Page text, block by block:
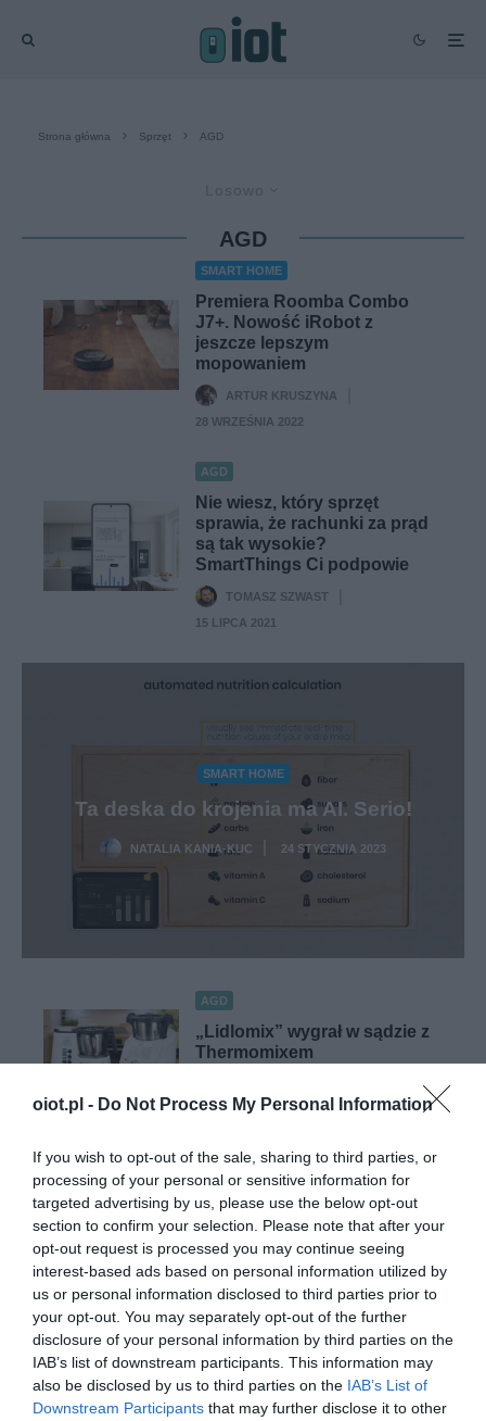
oiot.pl - Do Not Process My Personal Information
If you wish to opt-out of the sale, sharing to third parties, or
processing of your personal or sensitive information for
targeted advertising by us, please use the below opt-out
section to confirm your selection. Please note that after your
opt-out request is processed you may continue seeing
interest-based ads based on personal information utilized by
us or personal information disclosed to third parties prior to
your opt-out. You may separately opt-out of the further
disclosure of your personal information by third parties on the
IAB’s list of downstream participants. This information may
also be disclosed by us to third parties on the IAB’s List of
Downstream Participants that may further disclose it to other
Strona główna Sprzęt AGD
AGD
SMART HOME
Premiera Roomba Combo
J7+. Nowość iRobot z
jeszcze lepszym
mopowaniem
ARTUR KRUSZYNA
28 WRZEŚNIA 2022
AGD
Nie wiesz, który sprzęt
sprawia, że rachunki za prąd
są tak wysokie?
SmartThings Ci podpowie
TOMASZ SZWAST
15 LIPCA 2021
SMART HOME
Ta deska do krojenia ma AI. Serio!
NATALIA KANIA-KUC 24 STYCZNIA 2023
AGD
„Lidlomix” wygrał w sądzie z
Thermomixem
19 STYCZNIA 2022
PROMOCJE
Thermomix w zestawie z
akcesoriami teraz o 470
złotych taniej
NATALIA KANIA-KUC
6 MARCA 2024
XIAOMI